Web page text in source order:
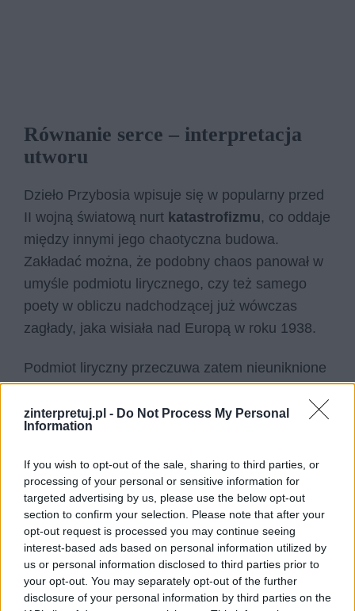
zinterpretuj.pl - Do Not Process My Personal
Information
If you wish to opt-out of the sale, sharing to third parties, or
processing of your personal or sensitive information for
targeted advertising by us, please use the below opt-out
section to confirm your selection. Please note that after your
opt-out request is processed you may continue seeing
interest-based ads based on personal information utilized by
us or personal information disclosed to third parties prior to
your opt-out. You may separately opt-out of the further
disclosure of your personal information by third parties on the
Równanie serce – interpretacja
utworu
Dzieło Przybosia wpisuje się w popularny przed
II wojną światową nurt katastrofizmu, co oddaje
między innymi jego chaotyczna budowa.
Zakładać można, że podobny chaos panował w
umyśle podmiotu lirycznego, czy też samego
poety w obliczu nadchodzącej już wówczas
zagłady, jaka wisiała nad Europą w roku 1938.
Podmiot liryczny przeczuwa zatem nieuniknione
nadejście wojny, która spustoszy nie tylko
kontynent, ale także dużą część świata i na
zawsze zmieni otaczającą współczesnego
nawiązania do walki – dynamit, sztandary oraz
rewolucja, wydarzenia pełne przemocy i chaosu
w tej nowej rzeczywistości, której jeszcze nikt
nie uporządkował. Nawet pióro twórcy traci swą
lekkość i sunie po papierze jak czołg. Wojna i
nadchodząca katastrofa wpływały zatem na